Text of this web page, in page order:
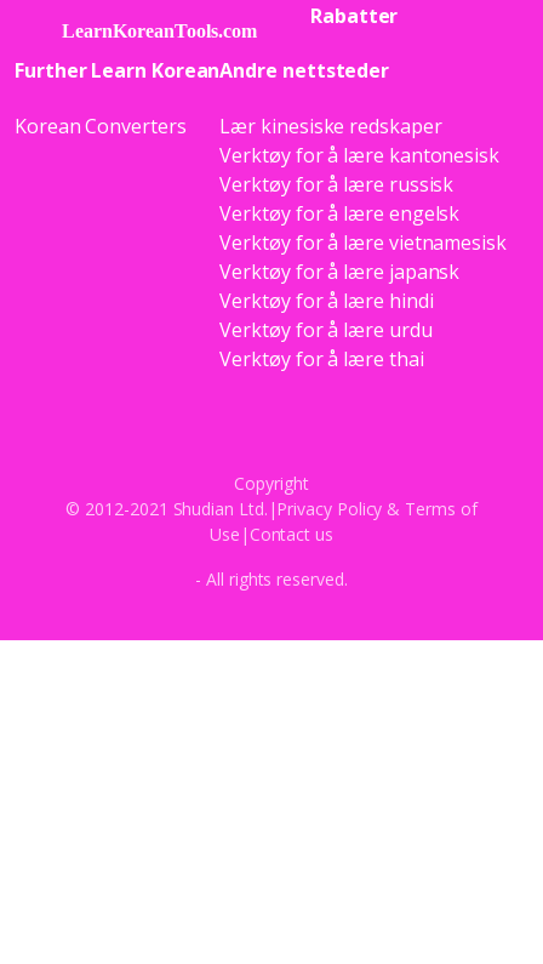
Rabatter
Further Learn Korean
Korean Converters
Andre nettsteder
Lær kinesiske redskaper
Verktøy for å lære kantonesisk
Verktøy for å lære russisk
Verktøy for å lære engelsk
Verktøy for å lære vietnamesisk
Verktøy for å lære japansk
Verktøy for å lære hindi
Verktøy for å lære urdu
Verktøy for å lære thai
Copyright
© 2012-2021 Shudian Ltd.|Privacy Policy & Terms of
Use | Contact us
- All rights reserved.